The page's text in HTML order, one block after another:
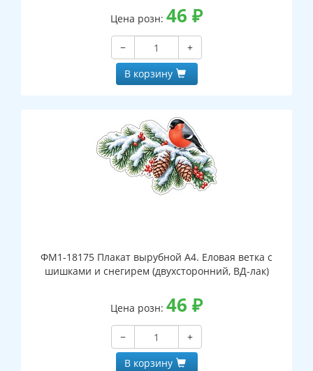
Цена розн: 46 ₽
−
+
В корзину
ФМ1-18175 Плакат вырубной А4. Еловая ветка с
шишками и снегирем (двухсторонний, ВД-лак)
Цена розн: 46 ₽
−
+
В корзину